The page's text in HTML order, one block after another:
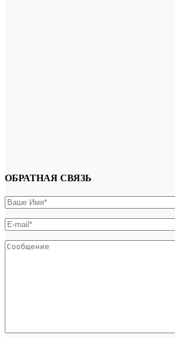
ОБРАТНАЯ СВЯЗЬ